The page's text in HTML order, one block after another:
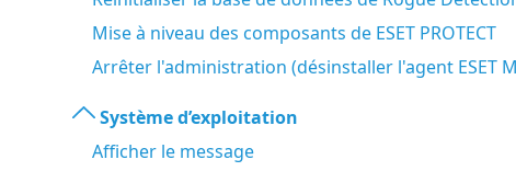
Mise à niveau des composants de ESET PROTECT
Arrêter l'administration (désinstaller l'agent ESET
Système d’exploitation
Afficher le message